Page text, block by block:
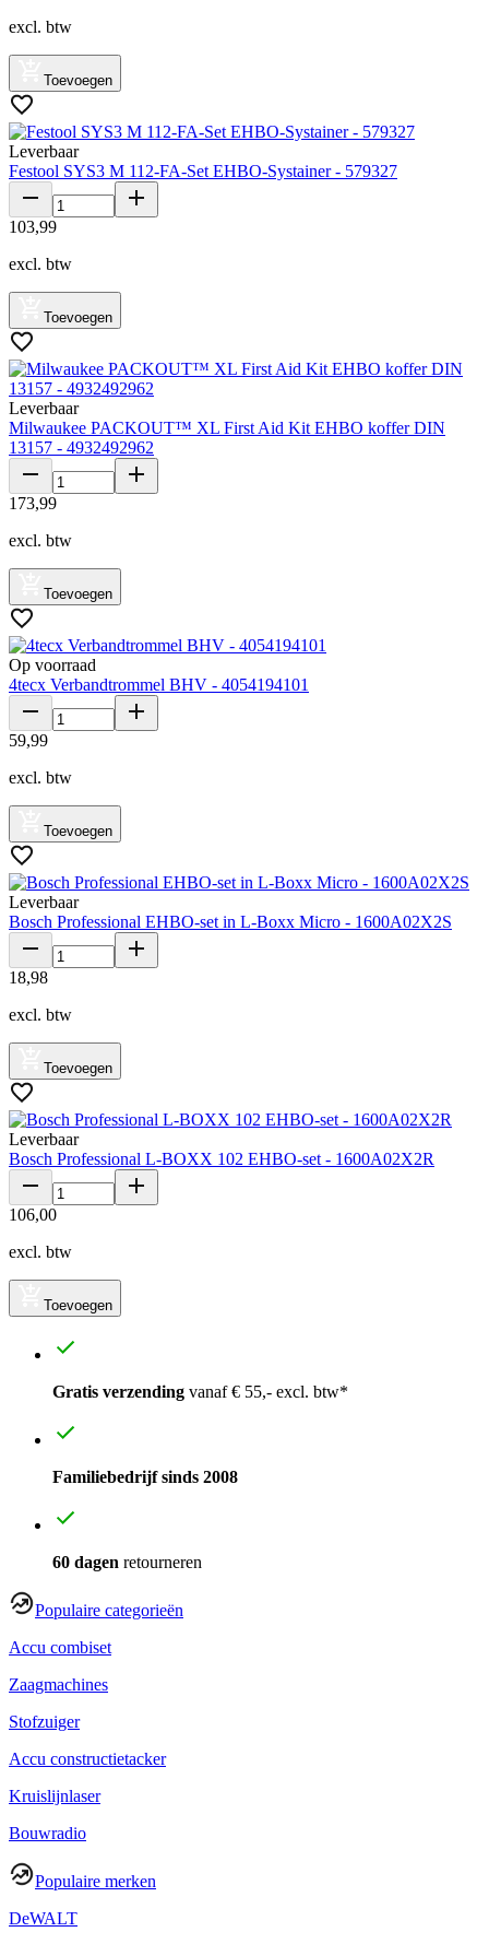
excl. btw
Toevoegen
Leverbaar
Festool SYS3 M 112-FA-Set EHBO-Systainer - 579327
103,99
excl. btw
Toevoegen
Leverbaar
Milwaukee PACKOUT™ XL First Aid Kit EHBO koffer DIN
13157 - 4932492962
173,99
excl. btw
Toevoegen
Op voorraad
4tecx Verbandtrommel BHV - 4054194101
59,99
excl. btw
Toevoegen
Leverbaar
Bosch Professional EHBO-set in L-Boxx Micro - 1600A02X2S
18,98
excl. btw
Toevoegen
Leverbaar
Bosch Professional L-BOXX 102 EHBO-set - 1600A02X2R
106,00
excl. btw
Toevoegen
Gratis verzending vanaf € 55,- excl. btw*
Familiebedrijf sinds 2008
60 dagen retourneren
Populaire categorieën
Accu combiset
Zaagmachines
Stofzuiger
Accu constructietacker
Kruislijnlaser
Bouwradio
Populaire merken
DeWALT